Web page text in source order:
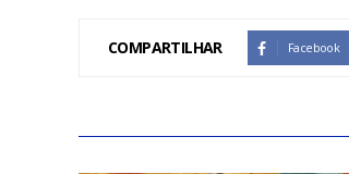
COMPARTILHAR Facebook